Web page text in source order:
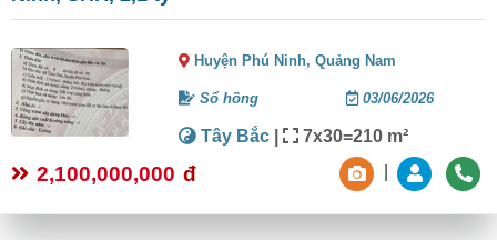
Huyện Phú Ninh,Quảng Nam
Sổ hồng 03/06/2026
Tây Bắc | 7x30=210 m²
2,100,000,000 đ